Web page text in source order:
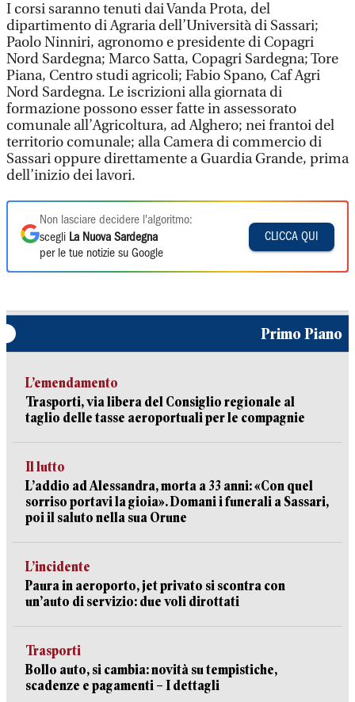
I corsi saranno tenuti dai Vanda Prota, del
dipartimento di Agraria dell’Università di Sassari;
Paolo Ninniri, agronomo e presidente di Copagri
Nord Sardegna; Marco Satta, Copagri Sardegna; Tore
Piana, Centro studi agricoli; Fabio Spano, Caf Agri
Nord Sardegna. Le iscrizioni alla giornata di
formazione possono esser fatte in assessorato
comunale all’Agricoltura, ad Alghero; nei frantoi del
territorio comunale; alla Camera di commercio di
Sassari oppure direttamente a Guardia Grande, prima
dell’inizio dei lavori.
Non lasciare decidere l'algoritmo:
scegli La Nuova Sardegna
per le tue notizie su Google
CLICCA QUI
Primo Piano
L’emendamento
Trasporti, via libera del Consiglio regionale al
taglio delle tasse aeroportuali per le compagnie
Il lutto
L’addio ad Alessandra, morta a 33 anni: «Con quel
sorriso portavi la gioia». Domani i funerali a Sassari,
poi il saluto nella sua Orune
L’incidente
Paura in aeroporto, jet privato si scontra con
un’auto di servizio: due voli dirottati
Trasporti
Bollo auto, si cambia: novità su tempistiche,
scadenze e pagamenti – I dettagli